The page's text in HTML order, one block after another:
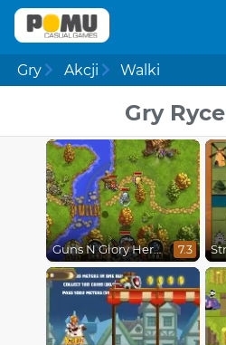
Gry Akcji Walki
Gry
Guns N Glory Heroes 7.3